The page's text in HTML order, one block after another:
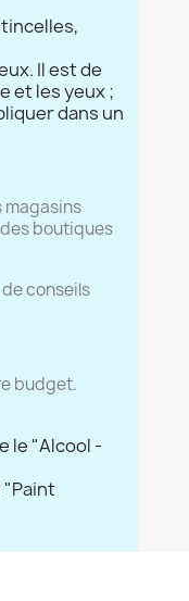
Il est de
et les yeux ;
dans un
magasins
boutiques
conseils
budget.
le "Alcool -